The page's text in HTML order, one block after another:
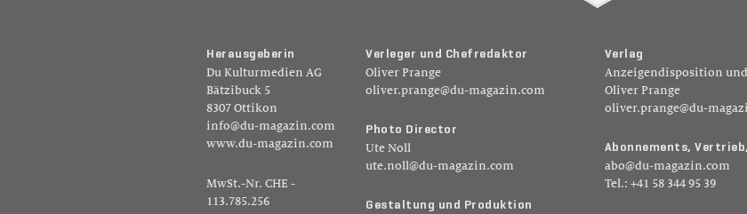
H er au sg eb er in
Du Kulturmedien AG
Bätzibuck 5
8307 Ottikon
info@du-magazin.com
www.du-magazin.com
MwSt.-Nr. CHE -
113.785.256
Ver leger un d Ch ef reda kt or
Oliver Prange
oliver.prange@du-magazin.com
Pho to D ir ecto r
Ute Noll
ute.noll@du-magazin.com
G esta lt un g un d Pr od ukti on
Verl ag
Anzeigendisposition
Oliver Prange
oliver.prange@du-
Ab on nement s, Ver tr ieb,
abo@du-magazin.com
Tel.: +41 58 344 95 39